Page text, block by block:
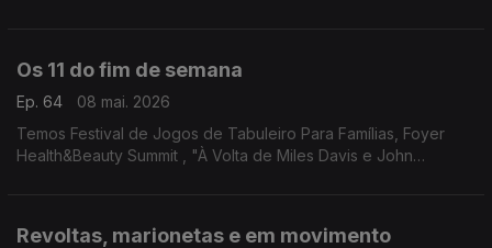
Os 11 do fim de semana
Ep. 64
08 mai. 2026
Temos Festival de Jogos de Tabuleiro Para Famílias, Foyer
Health&Beauty Summit , "À Volta de Miles Davis e John
Revoltas, marionetas e em movimento